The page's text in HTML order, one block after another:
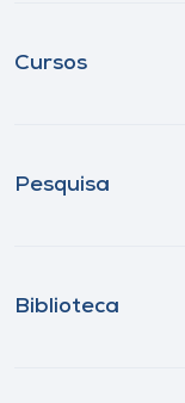
Cursos
Pesquisa
Biblioteca